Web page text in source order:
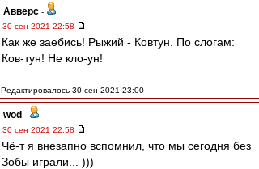
Авверс -
30 сен 2021 22:58
Как же заебись! Рыжий - Ковтун. По слогам:
Ков-тун! Не кло-ун!
Редактировалось 30 сен 2021 23:00
wod -
30 сен 2021 22:58
Чё-т я внезапно вспомнил, что мы сегодня без
Зобы играли... )))